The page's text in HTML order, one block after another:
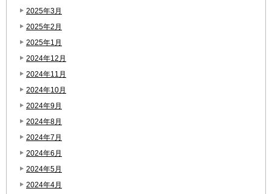
2025年3月
2025年2月
2025年1月
2024年12月
2024年11月
2024年10月
2024年9月
2024年8月
2024年7月
2024年6月
2024年5月
2024年4月